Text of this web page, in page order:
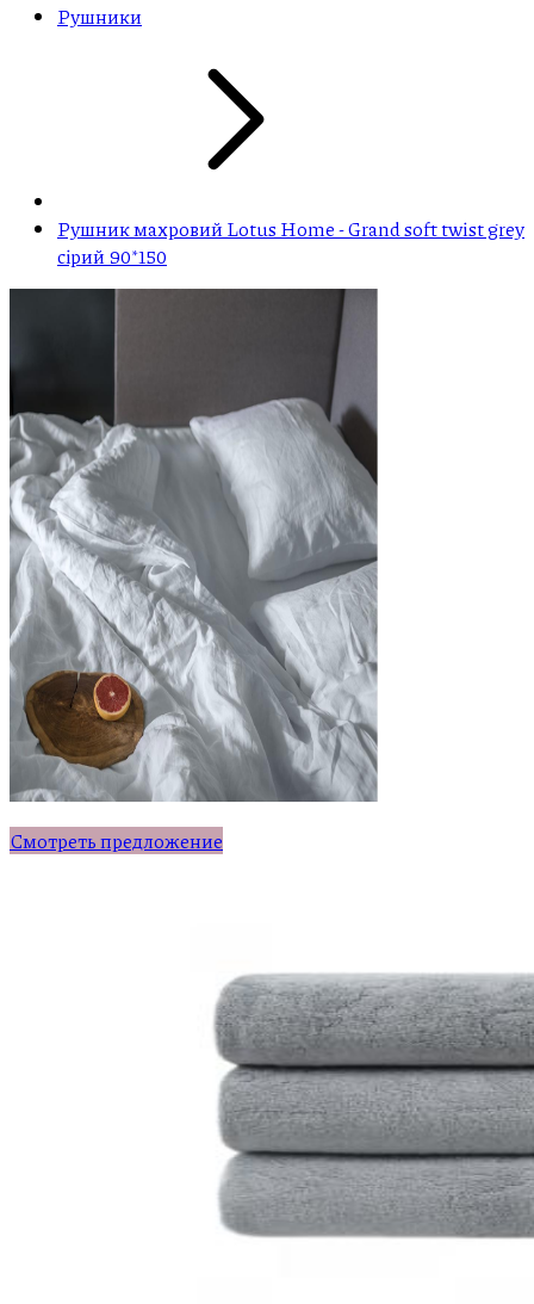
Рушники
Рушник махровий Lotus Home - Grand soft twist grey
сірий 90*150
Смотреть предложение